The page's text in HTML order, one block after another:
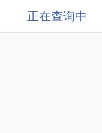
正在查询中